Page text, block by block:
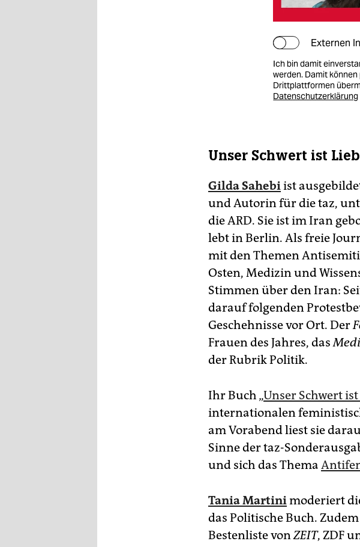
Externen
Ich bin damit
werden. Damit
Drittplattformen
Datenschutzerklärung
Unser Schwert ist
Gilda Sahebi ist
und Autorin für die taz,
die ARD. Sie ist im Iran
lebt in Berlin. Als freie
mit den Themen
Osten, Medizin und
Stimmen über den Iran:
darauf folgenden
Geschehnisse vor Ort. Der
Frauen des Jahres, das
der Rubrik Politik.
Ihr Buch „Unser Schwert ist
internationalen
am Vorabend liest sie
Sinne der taz-
und sich das Thema
Tania Martini moderiert
das Politische Buch.
Bestenliste von ZEIT, ZDF